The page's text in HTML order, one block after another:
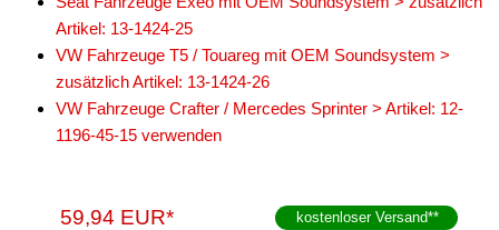
Artikel: 13-1424-25
VW Fahrzeuge T5 / Touareg mit OEM Soundsystem >
zusätzlich Artikel: 13-1424-26
VW Fahrzeuge Crafter / Mercedes Sprinter > Artikel: 12-
1196-45-15 verwenden
59,94 EUR* kostenloser Versand**